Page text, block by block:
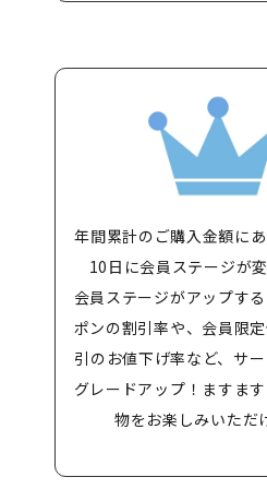
年間累計のご購入金額に
10日に会員ステージが変
会員ステージがアップす
ポンの割引率や、会員限
引のお値下げ率など、サ
グレードアップ！ますま
物をお楽しみいただ